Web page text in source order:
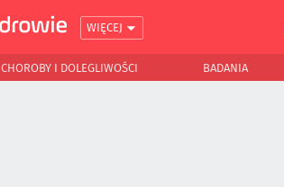
WIĘCEJ
CHOROBY I DOLEGLIWOŚCI BADANIA